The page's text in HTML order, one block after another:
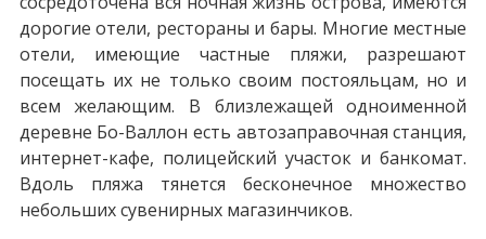
дорогие отели, рестораны и бары. Многие местные
отели, имеющие частные пляжи, разрешают
посещать их не только своим постояльцам, но и
всем желающим. В близлежащей одноименной
деревне Бо-Валлон есть автозаправочная станция,
интернет-кафе, полицейский участок и банкомат.
Вдоль пляжа тянется бесконечное множество
небольших сувенирных магазинчиков.